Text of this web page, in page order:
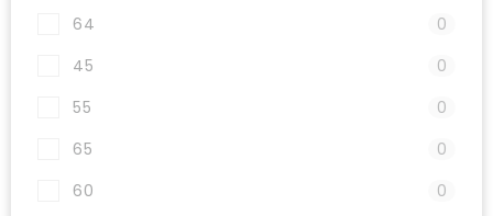
64
0
45
0
55
0
65
0
60
0